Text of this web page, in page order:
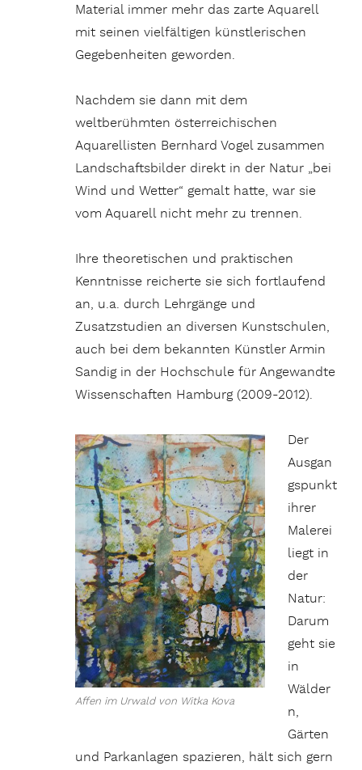
Material immer mehr das zarte Aquarell
mit seinen vielfältigen künstlerischen
Gegebenheiten geworden.
Nachdem sie dann mit dem
weltberühmten österreichischen
Aquarellisten Bernhard Vogel zusammen
Landschaftsbilder direkt in der Natur „bei
Wind und Wetter“ gemalt hatte, war sie
vom Aquarell nicht mehr zu trennen.
Ihre theoretischen und praktischen
Kenntnisse reicherte sie sich fortlaufend
an, u.a. durch Lehrgänge und
Zusatzstudien an diversen Kunstschulen,
auch bei dem bekannten Künstler Armin
Sandig in der Hochschule für Angewandte
Wissenschaften Hamburg (2009-2012).
Affen im Urwald von Witka Kova
Der
Ausgan
gspunkt
ihrer
Malerei
liegt in
der
Natur:
Darum
geht sie
in
Wälder
n,
Gärten
und Parkanlagen spazieren, hält sich gern